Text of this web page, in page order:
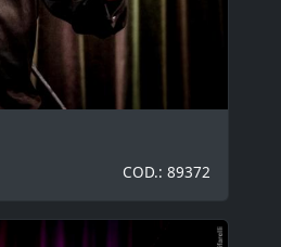
COD.: 89372